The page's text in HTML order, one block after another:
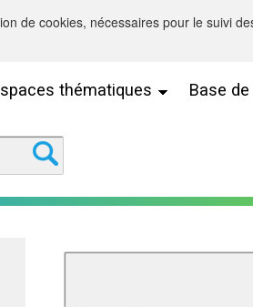
thématiques Base
de cookies, nécessaires pour le suivi